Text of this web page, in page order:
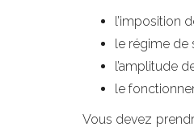
l’imposition
le régime de
l’amplitude
le
Vous devez